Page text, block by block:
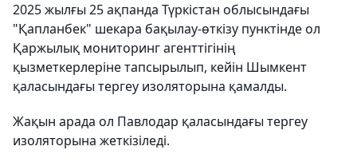
2025 жылғы 25 ақпанда Түркістан облысындағы
"Қапланбек" шекара бақылау-өткізу пунктінде ол
Қаржылық мониторинг агенттігінің
қызметкерлеріне тапсырылып, кейін Шымкент
қаласындағы тергеу изоляторына қамалды.
Жақын арада ол Павлодар қаласындағы тергеу
изоляторына жеткізіледі.